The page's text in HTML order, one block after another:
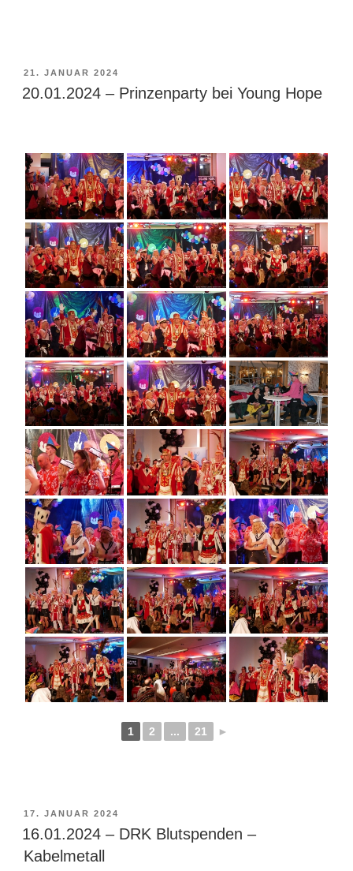
VERÖFFENTLICHT
AM
21. JANUAR 2024
20.01.2024 – Prinzenparty bei Young Hope
1 2 ... 21 ►
VERÖFFENTLICHT
AM
17. JANUAR 2024
16.01.2024 – DRK Blutspenden –
Kabelmetall